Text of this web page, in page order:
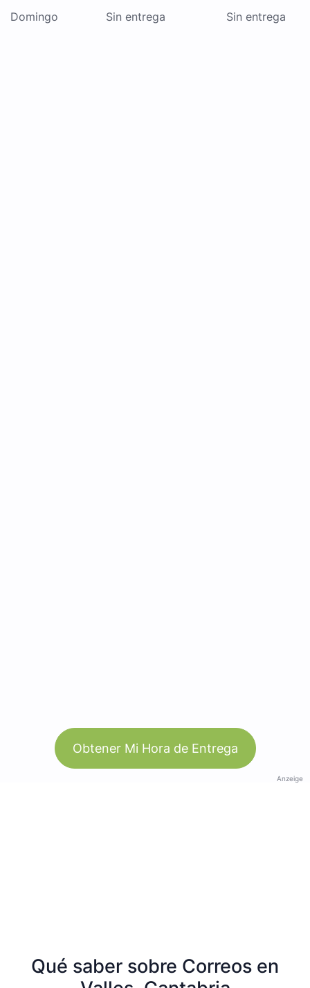
Domingo Sin entrega Sin entrega
Obtener Mi Hora de Entrega
Anzeige
Qué saber sobre Correos en